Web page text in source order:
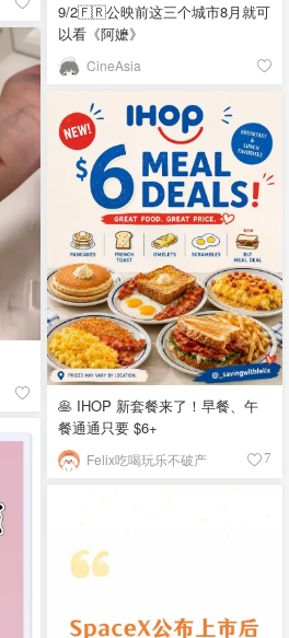
9/2🇫🇷公映前这三个城市8月就可
以看《阿嬷》
CineAsia
🥞 IHOP 新套餐来了！早餐、午
餐通通只要 $6+
Felix吃喝玩乐不破产 7